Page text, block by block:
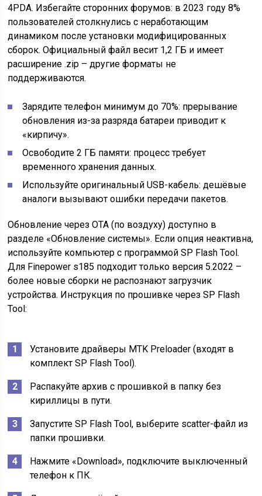
4PDA. Избегайте сторонних форумов: в 2023 году 8%
пользователей столкнулись с неработающим
динамиком после установки модифицированных
сборок. Официальный файл весит 1,2 ГБ и имеет
расширение .zip – другие форматы не
поддерживаются.
Зарядите телефон минимум до 70%: прерывание
обновления из-за разряда батареи приводит к
«кирпичу».
Освободите 2 ГБ памяти: процесс требует
временного хранения данных.
Используйте оригинальный USB-кабель: дешёвые
аналоги вызывают ошибки передачи пакетов.
Обновление через OTA (по воздуху) доступно в
разделе «Обновление системы». Если опция неактивна,
используйте компьютер с программой SP Flash Tool.
Для Finepower s185 подходит только версия 5.2022 –
более новые сборки не распознают загрузчик
устройства. Инструкция по прошивке через SP Flash
Tool:
Установите драйверы MTK Preloader (входят в
комплект SP Flash Tool).
Распакуйте архив с прошивкой в папку без
кириллицы в пути.
Запустите SP Flash Tool, выберите scatter-файл из
папки прошивки.
Нажмите «Download», подключите выключенный
телефон к ПК.